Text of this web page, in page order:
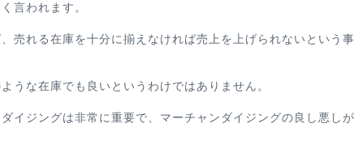
言われます。
売れる在庫を十分に揃えなければ売上を上げられないという
うな在庫でも良いというわけではありません。
イジングは非常に重要で、マーチャンダイジングの良し悪し